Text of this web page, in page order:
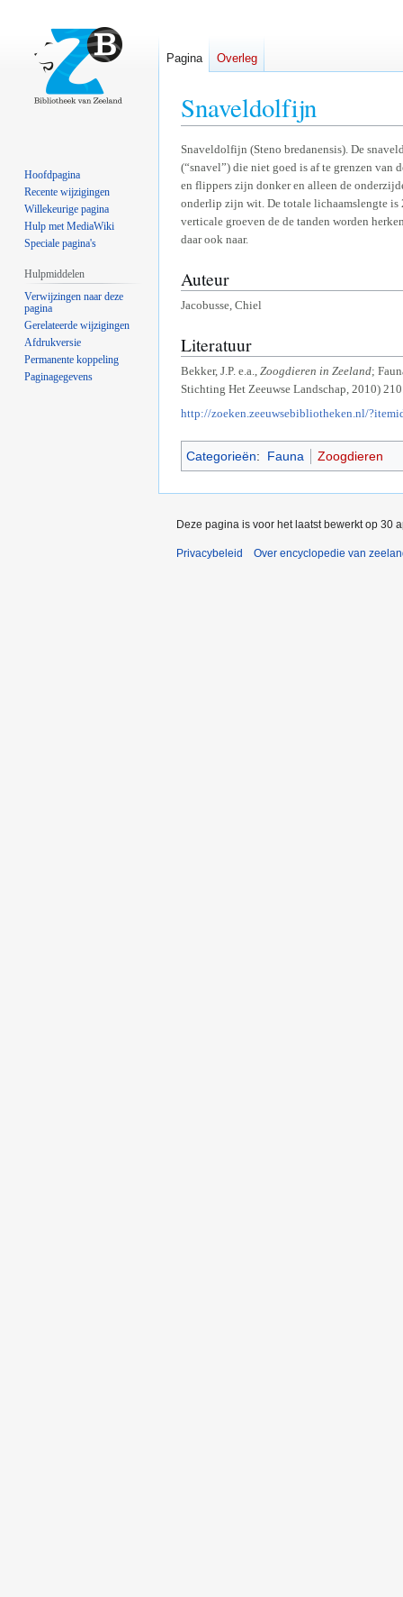
Snaveldolfijn
Naar
navigatie
springen
Naar
zoeken
springen
Snaveldolfijn (Steno bredanensis). De
(“snavel”) die niet goed is af te grenzen
en flippers zijn donker en alleen de
onderlip zijn wit. De totale lichaamslengte
verticale groeven de de tanden worden
daar ook naar.
Auteur
Jacobusse, Chiel
Literatuur
Bekker, J.P. e.a., Zoogdieren in Zeeland;
Stichting Het Zeeuwse Landschap, 2010)
http://zoeken.zeeuwsebibliotheken.nl/
Categorieën: Fauna Zoogdieren
Pagina Overleg
Hoofdpagina
Recente wijzigingen
Willekeurige pagina
Hulp met MediaWiki
Speciale pagina's
Hulpmiddelen
Verwijzingen naar deze
pagina
Gerelateerde wijzigingen
Afdrukversie
Permanente koppeling
Paginagegevens
Deze pagina is voor het laatst bewerkt op 30
Privacybeleid Over encyclopedie van